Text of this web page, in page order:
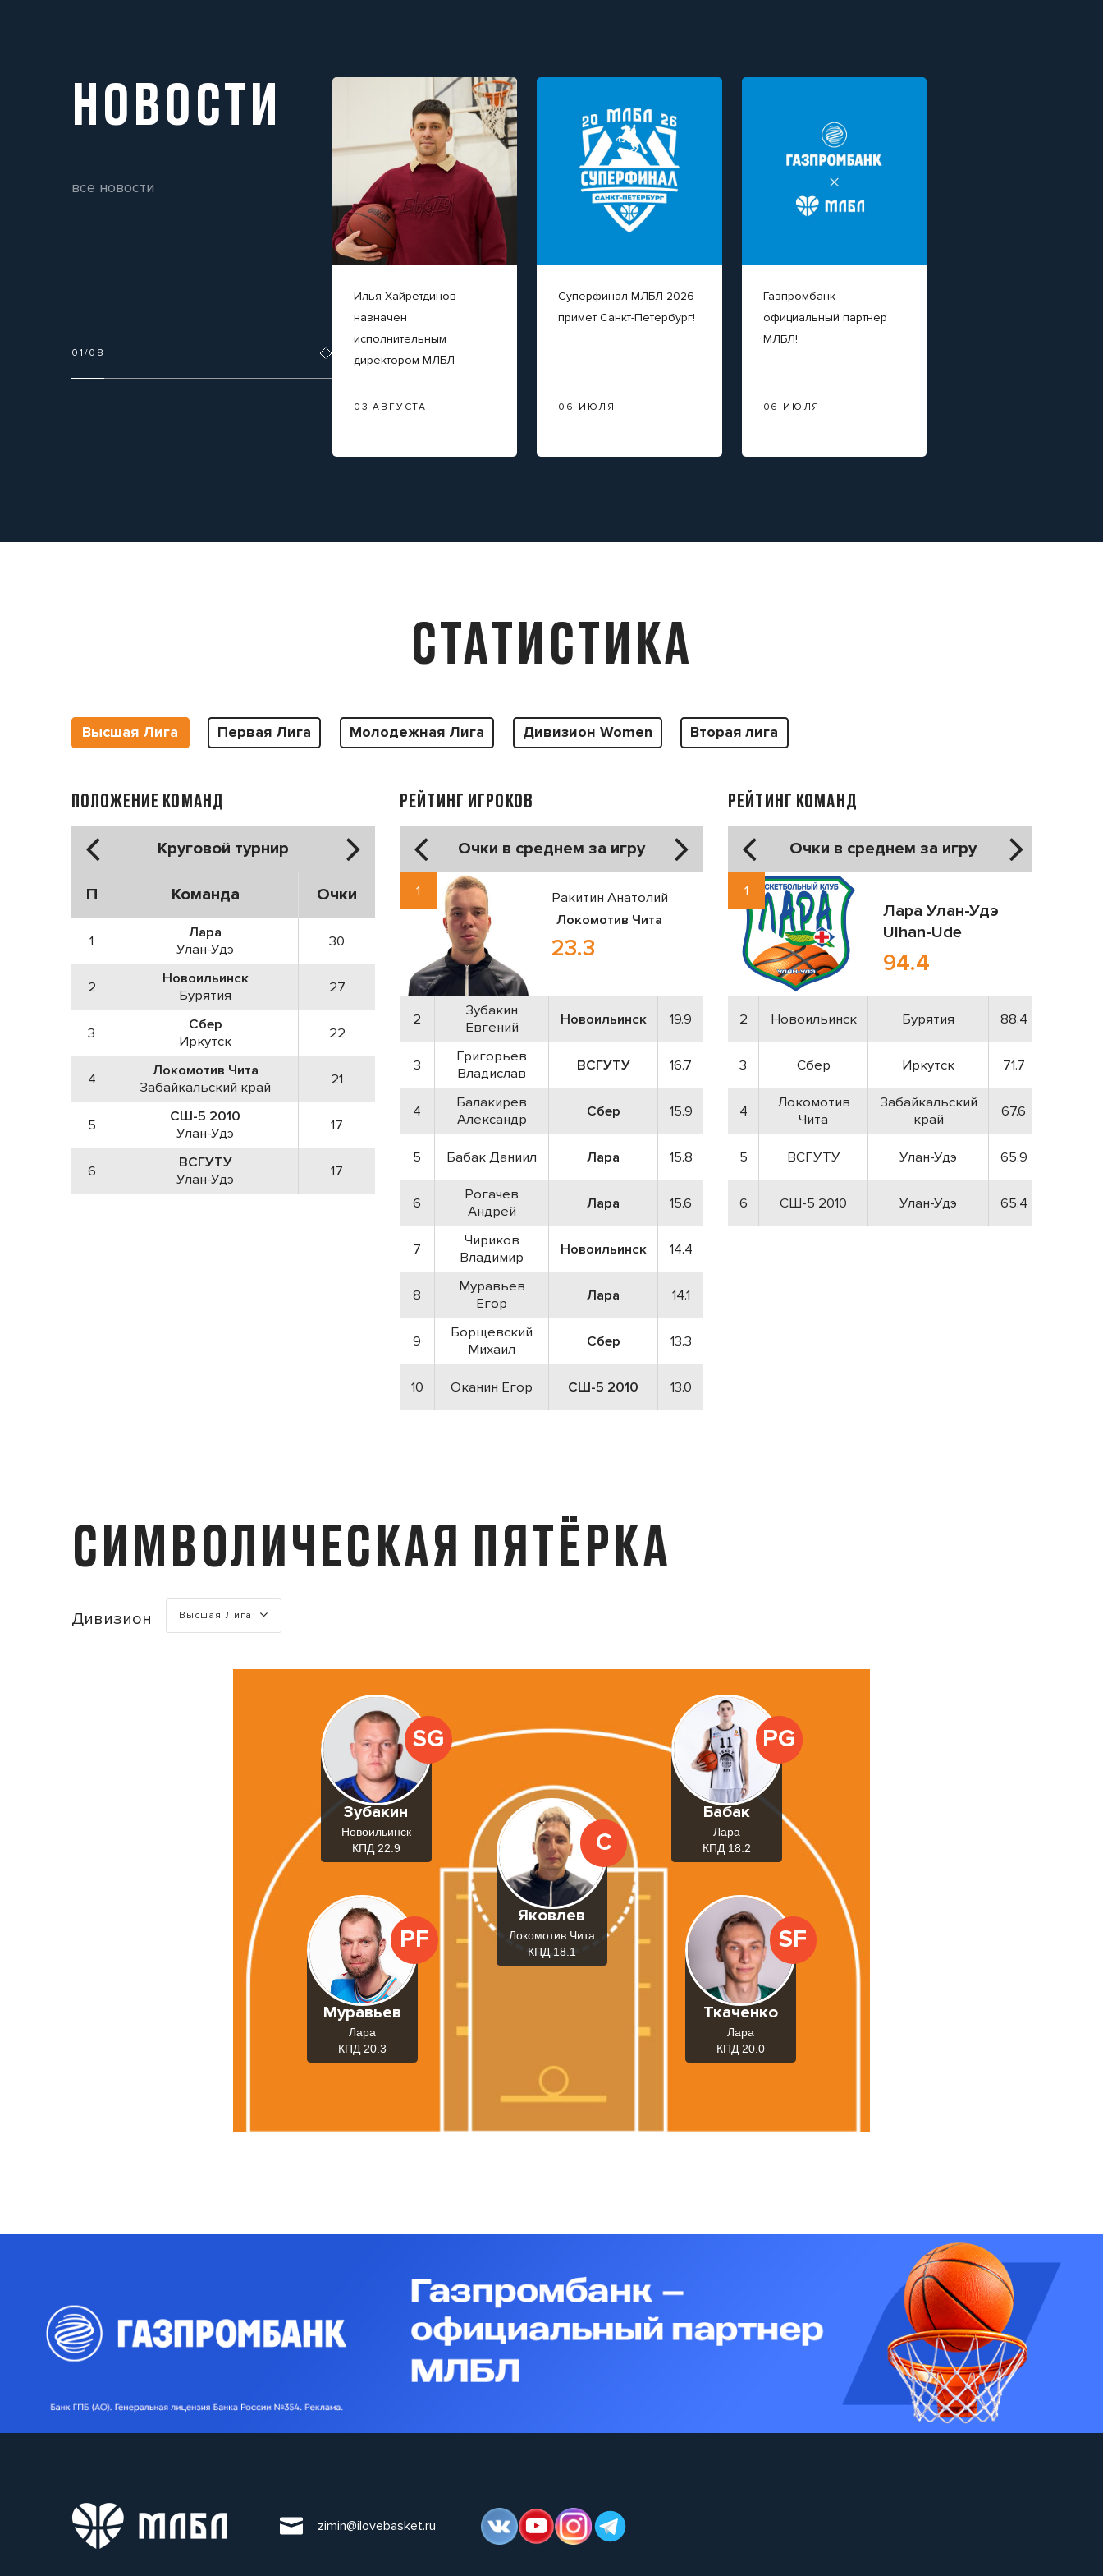
НОВОСТИ
все новости
01 /08
Илья Хайретдинов
назначен
исполнительным
директором МЛБЛ
03 АВГУСТА
Суперфинал МЛБЛ 2026
примет Санкт-Петербург!
06 ИЮЛЯ
Газпромбанк –
официальный партнер
МЛБЛ!
06 ИЮЛЯ
СТАТИСТИКА
Высшая Лига Первая Лига Молодежная Лига Дивизион Women Вторая лига
ПОЛОЖЕНИЕ КОМАНД
Круговой турнир
П Команда Очки
1
Лара
Улан-Удэ
30
2
Новоильинск
Бурятия
27
3
Сбер
Иркутск
22
4
Локомотив Чита
Забайкальский край
21
5
СШ-5 2010
Улан-Удэ
17
6
ВСГУТУ
Улан-Удэ
17
РЕЙТИНГ ИГРОКОВ
Очки в среднем за игру
1
Ракитин Анатолий
Локомотив Чита
23.3
2
Зубакин
Евгений
Новоильинск 19.9
3
Григорьев
Владислав
ВСГУТУ 16.7
4
Балакирев
Александр
Сбер 15.9
5 Бабак Даниил Лара 15.8
6
Рогачев
Андрей
Лара 15.6
7
Чириков
Владимир
Новоильинск 14.4
8
Муравьев
Егор
Лара 14.1
9
Борщевский
Михаил
Сбер 13.3
10 Оканин Егор СШ-5 2010 13.0
РЕЙТИНГ КОМАНД
Очки в среднем за игру
1
Лара Улан-Удэ
Ulhan-Ude
94.4
2 Новоильинск Бурятия 88.4
3 Сбер Иркутск 71.7
4
Локомотив
Чита
Забайкальский
край
67.6
5 ВСГУТУ Улан-Удэ 65.9
6 СШ-5 2010 Улан-Удэ 65.4
СИМВОЛИЧЕСКАЯ ПЯТЁРКА
Дивизион Турнир
Высшая Лига
Зубакин
Новоильинск
КПД 22.9
SG
Муравьев
Лара
КПД 20.3
PF
Яковлев
Локомотив Чита
КПД 18.1
C
Бабак
Лара
КПД 18.2
PG
Ткаченко
Лара
КПД 20.0
SF
zimin@ilovebasket.ru